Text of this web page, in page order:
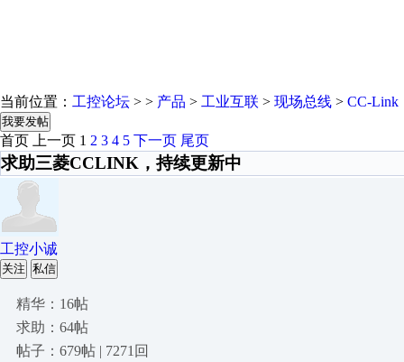
当前位置： 工控论坛 > > 产品 > 工业互联 > 现场总线 > CC-Link
我要发帖
首页 上一页 1 2 3 4 5 下一页 尾页
求助三菱CCLINK，持续更新中
工控小诚
关注 私信
精华：16帖
求助：64帖
帖子：679帖 | 7271回